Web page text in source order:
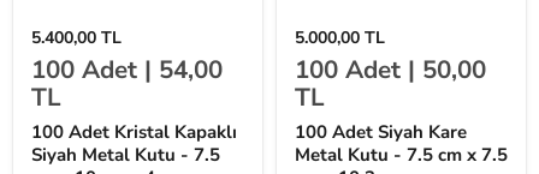
100
Adet
Kristal
Kapaklı
Siyah
Metal
Kutu
-
5.400,00 TL
100 Adet | 54,00
TL
100 Adet Kristal Kapaklı
Siyah Metal Kutu - 7.5
100
Adet
Siyah
Kare
Metal
Kutu
7.5
5.000,00 TL
100 Adet | 50,00
TL
100 Adet Siyah Kare
Metal Kutu - 7.5 cm x 7.5